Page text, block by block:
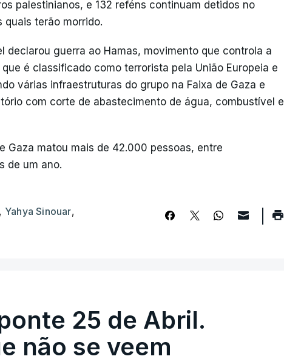
palestinianos, e 132 reféns continuam detidos no
terão morrido.
declarou guerra ao Hamas, movimento que controla a
é classificado como terrorista pela União Europeia e
várias infraestruturas do grupo na Faixa de Gaza e
com corte de abastecimento de água, combustível e
Gaza matou mais de 42.000 pessoas, entre
de um ano.
, Yahya Sinouar,
25 de Abril.
não se veem